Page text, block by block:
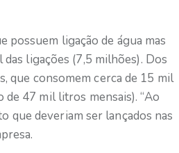
possuem ligação de água mas
ligações (7,5 milhões). Dos
que consomem cerca de 15 mil
47 mil litros mensais). “Ao
que deveriam ser lançados nas